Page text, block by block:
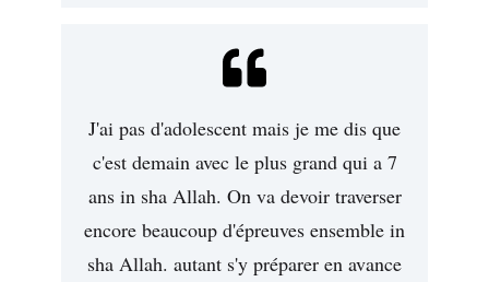
J'ai pas d'adolescent mais je me dis que
c'est demain avec le plus grand qui a 7
ans in sha Allah. On va devoir traverser
encore beaucoup d'épreuves ensemble in
sha Allah. autant s'y préparer en avance